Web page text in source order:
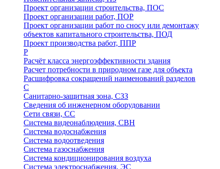
Проект организации строительства, ПОС
Проект организации работ, ПОР
Проект организации работ по сносу или демонтажу
объектов капитального строительства, ПОД
Проект производства работ, ППР
Р
Расчёт класса энергоэффективности здания
Расчет потребности в природном газе для объекта
Расшифровка сокращений наименований разделов
С
Санитарно-защитная зона, СЗЗ
Сведения об инженерном оборудовании
Сети связи, СС
Система видеонаблюдения, СВН
Система водоснабжения
Система водоотведения
Система газоснабжения
Система кондиционирования воздуха
Система электроснабжения, ЭС